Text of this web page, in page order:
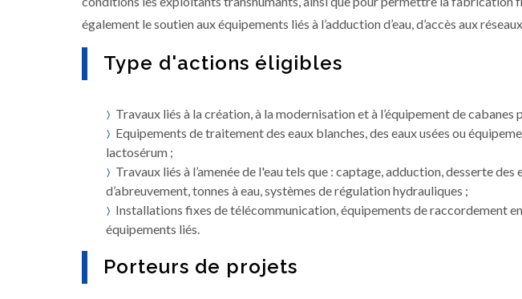
également le soutien aux équipements liés à l’adduction d’eau, d’accès aux
Type d'actions éligibles
Travaux liés à la création, à la modernisation et à l’équipement de cabanes
Equipements de traitement des eaux blanches, des eaux usées ou
lactosérum ;
Travaux liés à l’amenée de l'eau tels que : captage, adduction, desserte
d’abreuvement, tonnes à eau, systèmes de régulation hydrauliques ;
Installations fixes de télécommunication, équipements de raccordement
équipements liés.
Porteurs de projets